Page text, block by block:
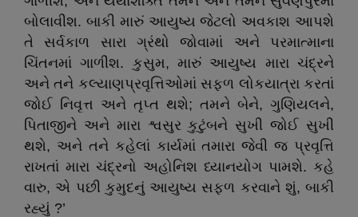
બોલાવીશ. બાકી મારું આયુષ્ય જેટલો અવકાશ આપશે
તે સર્વકાળ સારા ગ્રંથો જોવામાં અને પરમાત્માના
ચિંતનમાં ગાળીશ. કુસુમ, મારું આયુષ્ય મારા ચંદ્રને
અને તને કલ્યાણપ્રવૃત્તિઓમાં સફળ લોકયાત્રા કરતાં
જોઈ નિવૃત્ત અને તૃપ્ત થશે; તમને બેને, ગુણિયલને,
પિતાજીને અને મારા શ્વસુર કુટુંબને સુખી જોઈ સુખી
થશે, અને તને કહેલાં કાર્યમાં તમારા જેવી જ પ્રવૃત્તિ
રાખતાં મારા ચંદ્રનો અહોનિશ ધ્યાનયોગ પામશે. કહે
વારુ, એ પછી કુમુદનું આયુષ્ય સફળ કરવાને શું, બાકી
રહ્યું ?’